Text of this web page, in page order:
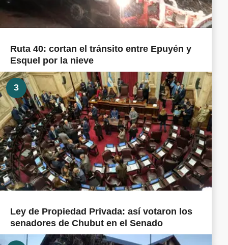
Ruta 40: cortan el tránsito entre Epuyén y
Esquel por la nieve
3
Ley de Propiedad Privada: así votaron los
senadores de Chubut en el Senado